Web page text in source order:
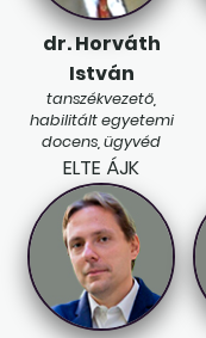
dr. Horváth
István
tanszékvezető,
habilitált egyetemi
docens, ügyvéd
ELTE ÁJK